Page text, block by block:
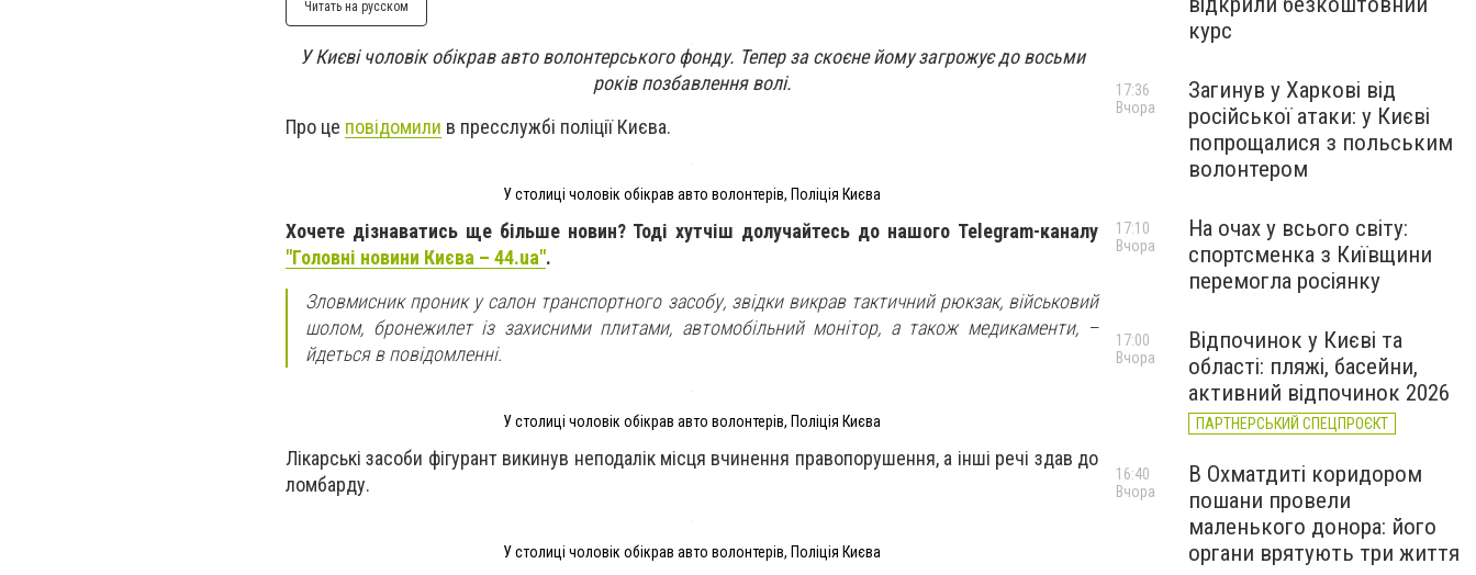
Читать на русском
У Києві чоловік обікрав авто волонтерського фонду. Тепер за скоєне йому загрожує до восьми
років позбавлення волі.
Про це повідомили в пресслужбі поліції Києва.
У столиці чоловік обікрав авто волонтерів, Поліція Києва
Хочете дізнаватись ще більше новин? Тоді хутчіш долучайтесь до нашого Telegram-каналу
"Головні новини Києва – 44.ua".
Зловмисник проник у салон транспортного засобу, звідки викрав тактичний рюкзак, військовий
шолом, бронежилет із захисними плитами, автомобільний монітор, а також медикаменти, –
йдеться в повідомленні.
У столиці чоловік обікрав авто волонтерів, Поліція Києва
Лікарські засоби фігурант викинув неподалік місця вчинення правопорушення, а інші речі здав до
ломбарду.
У столиці чоловік обікрав авто волонтерів, Поліція Києва
курс
Загинув у Харкові від
російської атаки: у Києві
попрощалися з польським
волонтером
17:36
Вчора
На очах у всього світу:
спортсменка з Київщини
перемогла росіянку
17:10
Вчора
Відпочинок у Києві та
області: пляжі, басейни,
активний відпочинок 2026
ПАРТНЕРСЬКИЙ СПЕЦПРОЄКТ
17:00
Вчора
В Охматдиті коридором
пошани провели
маленького донора: його
органи врятують три життя
16:40
Вчора